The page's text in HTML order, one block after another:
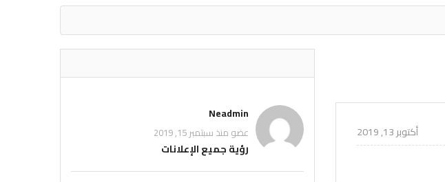
أكتوبر 13, 2019
Neadmin
عضو منذ سبتمبر 15, 2019
رؤية جميع الإعلانات